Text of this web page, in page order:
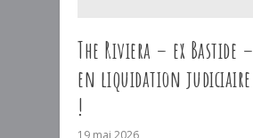
The Riviera – ex Bastide –
en liquidation judiciaire
!
19 mai 2026